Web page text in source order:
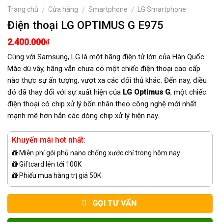
Trang chủ / Cửa hàng / Smartphone / LG Smartphone
Điện thoại LG OPTIMUS G E975
2.400.000₫
Cùng với Samsung, LG là một hãng điện tử lớn của Hàn Quốc.
Mặc dù vậy, hãng vẫn chưa có một chiếc điện thoại cao cấp
nào thực sự ấn tượng, vượt xa các đối thủ khác. Đến nay, điều
đó đã thay đổi với sự xuất hiện của LG Optimus G, một chiếc
điện thoại có chip xử lý bốn nhân theo công nghệ mới nhất
mạnh mẽ hơn hẳn các dòng chip xử lý hiện nay.
Khuyến mãi hot nhất:
Miễn phí gói phủ nano chống xước chỉ trong hôm nay
Giftcard lên tới 100K
Phiếu mua hàng trị giá 50K
GỌI TƯ VẤN